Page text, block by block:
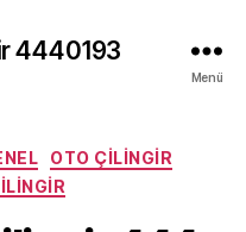
4440193
Menü
OTO ÇILINGIR